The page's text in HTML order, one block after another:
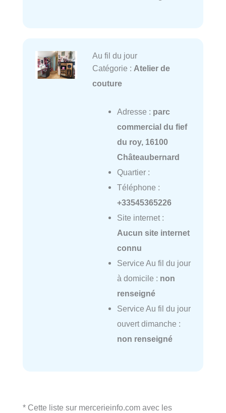
Au fil du jour
Catégorie : Atelier de
couture
Adresse : parc
commercial du fief
du roy, 16100
Châteaubernard
Quartier :
Téléphone :
+33545365226
Site internet :
Aucun site internet
connu
Service Au fil du jour
à domicile : non
renseigné
Service Au fil du jour
ouvert dimanche :
non renseigné
* Cette liste sur mercerieinfo.com avec les